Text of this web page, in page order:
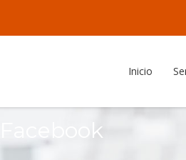
Inicio
Facebook